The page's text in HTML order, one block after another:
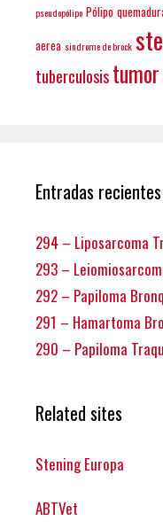
pseudopólipo Pólipo
aerea sindrome de brock
tuberculosistumor
Entradas recientes
294 – Liposarcoma
293 –
292 – Papiloma
291 – Hamartoma
290 – Papiloma
Related sites
Stening Europa
ABTVet